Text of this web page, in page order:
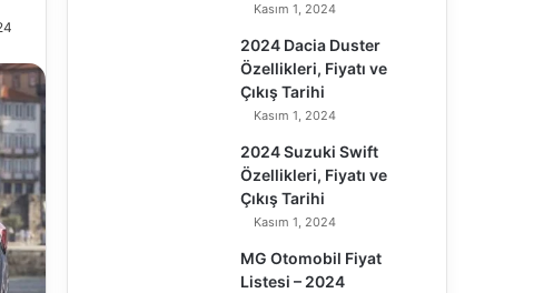
Kasım 1, 2024
2024 Dacia Duster
Özellikleri, Fiyatı ve
Çıkış Tarihi
Kasım 1, 2024
2024 Suzuki Swift
Özellikleri, Fiyatı ve
Çıkış Tarihi
Kasım 1, 2024
MG Otomobil Fiyat
Listesi – 2024